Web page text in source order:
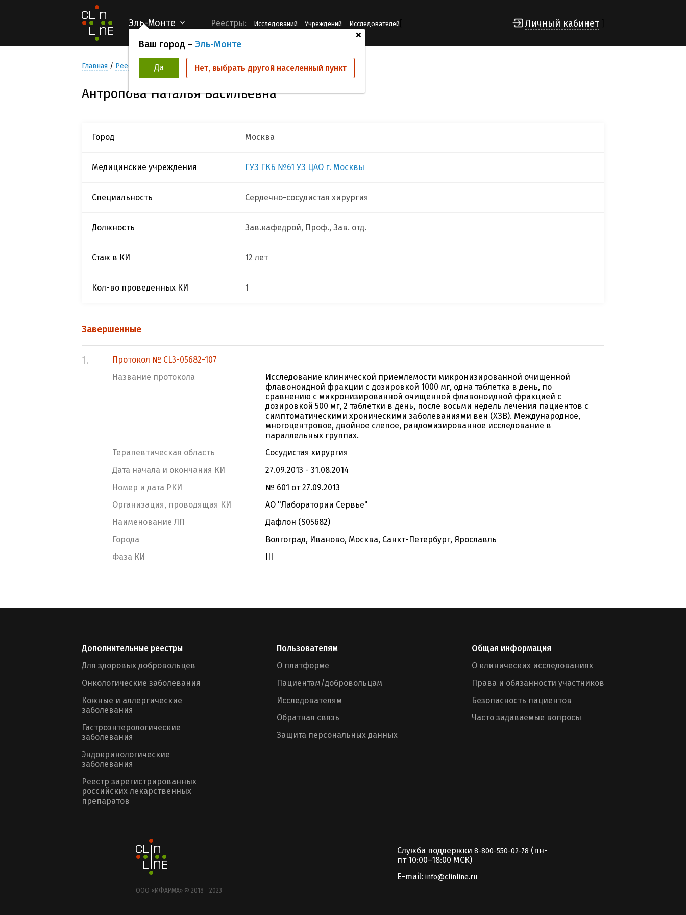
Эль-Монте
+
Ваш город – Эль-Монте
Да Нет, выбрать другой населенный пункт
Реестры: Исследований Учреждений Исследователей Личный кабинет
Главная Реестр Исследователей Антропова Наталья Васильевна
Антропова Наталья Васильевна
Город Москва
Медицинские учреждения ГУЗ ГКБ №61 УЗ ЦАО г. Москвы
Специальность Сердечно-сосудистая хирургия
Должность Зав.кафедрой, Проф., Зав. отд.
Стаж в КИ 12 лет
Кол-во проведенных КИ 1
Завершенные
1.
Протокол № CL3-05682-107
Название протокола
Исследование клинической приемлемости микронизированной очищенной
флавоноидной фракции с дозировкой 1000 мг, одна таблетка в день, по
сравнению с микронизированной очищенной флавоноидной фракцией с
дозировкой 500 мг, 2 таблетки в день, после восьми недель лечения пациентов с
симптоматическими хроническими заболеваниями вен (ХЗВ). Международное,
многоцентровое, двойное слепое, рандомизированное исследование в
параллельных группах.
Терапевтическая область
Сосудистая хирургия
Дата начала и окончания КИ
27.09.2013 - 31.08.2014
Номер и дата РКИ
№ 601 от 27.09.2013
Организация, проводящая КИ
АО "Лаборатории Сервье"
Наименование ЛП
Дафлон (S05682)
Города
Волгоград, Иваново, Москва, Санкт-Петербург, Ярославль
Фаза КИ
III
Дополнительные реестры
Для здоровых добровольцев
Онкологические заболевания
Кожные и аллергические
заболевания
Гастроэнтерологические
заболевания
Эндокринологические
заболевания
Реестр зарегистрированных
российских лекарственных
препаратов
Пользователям
О платформе
Пациентам/добровольцам
Исследователям
Обратная связь
Защита персональных данных
Общая информация
О клинических исследованиях
Права и обязанности участников
Безопасность пациентов
Часто задаваемые вопросы
ООО «ИФАРМА» © 2018 - 2023
Служба поддержки 8-800-550-02-78 (пн-
пт 10:00–18:00 MCК)
E-mail: info@clinline.ru